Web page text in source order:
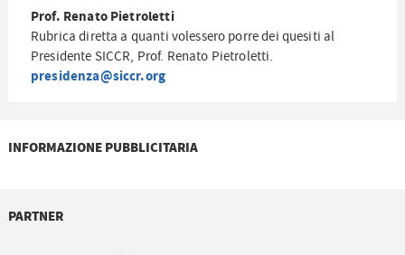
Prof. Renato Pietroletti
Rubrica diretta a quanti volessero porre dei quesiti al
Presidente SICCR, Prof. Renato Pietroletti.
presidenza@siccr.org
INFORMAZIONE PUBBLICITARIA
PARTNER